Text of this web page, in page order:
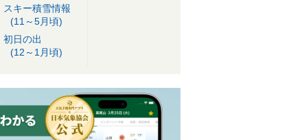
スキー積雪情報
(11～5月頃)
初日の出
(12～1月頃)